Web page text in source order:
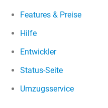
Features & Preise
Hilfe
Entwickler
Status-Seite
Umzugsservice